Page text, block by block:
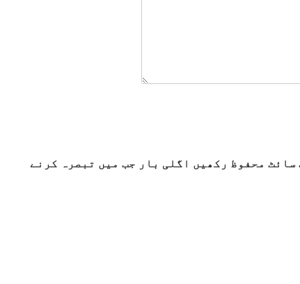
محفوظ رکھیں اگلی بار جب میں تبصرہ کرنے